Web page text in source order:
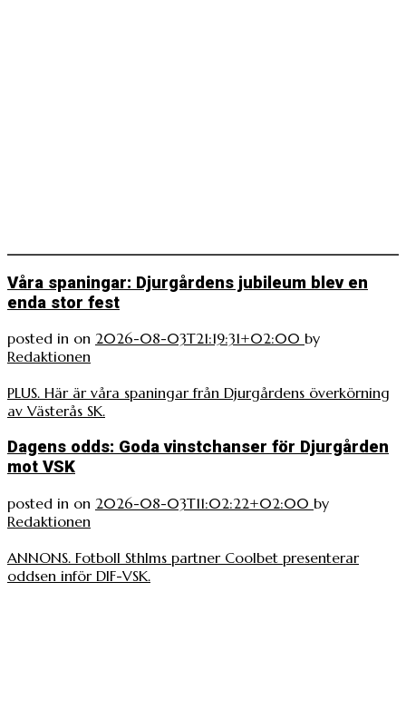
Våra spaningar: Djurgårdens jubileum blev en
enda stor fest
posted in on 2026-08-03T21:19:31+02:00 by
Redaktionen
PLUS. Här är våra spaningar från Djurgårdens överkörning
av Västerås SK.
Dagens odds: Goda vinstchanser för Djurgården
mot VSK
posted in on 2026-08-03T11:02:22+02:00 by
Redaktionen
ANNONS. Fotboll Sthlms partner Coolbet presenterar
oddsen inför DIF-VSK.